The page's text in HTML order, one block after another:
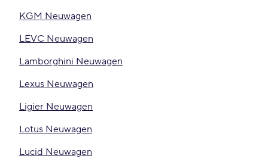
KGM Neuwagen
LEVC Neuwagen
Lamborghini Neuwagen
Lexus Neuwagen
Ligier Neuwagen
Lotus Neuwagen
Lucid Neuwagen